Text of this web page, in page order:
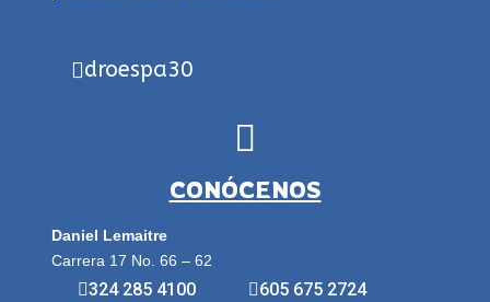
droespa30
CONÓCENOS
Daniel Lemaitre
Carrera 17 No. 66 – 62
324 285 4100 605 675 2724